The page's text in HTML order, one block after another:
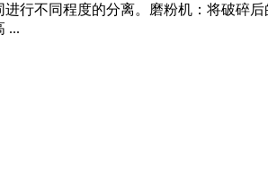
行不同程度的分离。磨粉机：将破碎
...